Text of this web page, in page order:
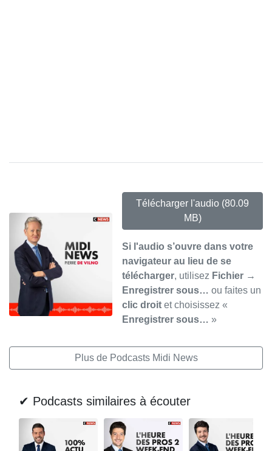
Télécharger l'audio (80.09
MB)
Si l'audio s’ouvre dans votre
navigateur au lieu de se
télécharger, utilisez Fichier →
Enregistrer sous… ou faites un
clic droit et choisissez «
Enregistrer sous… »
Plus de Podcasts Midi News
✔ Podcasts similaires à écouter